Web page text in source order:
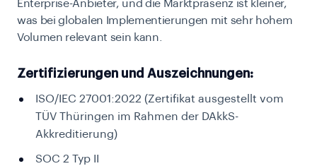
Enterprise-Anbieter, und die Marktpräsenz ist kleiner,
was bei globalen Implementierungen mit sehr hohem
Volumen relevant sein kann.
Zertifizierungen und Auszeichnungen:
ISO/IEC 27001:2022 (Zertifikat ausgestellt vom
TÜV Thüringen im Rahmen der DAkkS-
Akkreditierung)
SOC 2 Typ II